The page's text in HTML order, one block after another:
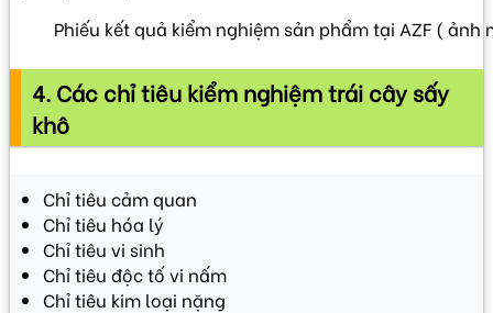
Phiếu kết quả kiểm nghiệm sản phẩm tại AZF ( ảnh
4. Các chỉ tiêu kiểm nghiệm trái cây sấy
khô
Chỉ tiêu cảm quan
Chỉ tiêu hóa lý
Chỉ tiêu vi sinh
Chỉ tiêu độc tố vi nấm
Chỉ tiêu kim loại nặng